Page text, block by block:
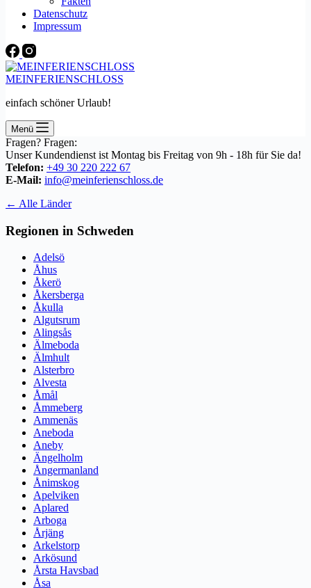
Datenschutz
Impressum
MEINFERIENSCHLOSS
einfach schöner Urlaub!
Menü
Fragen? Fragen:
Unser Kundendienst ist Montag bis Freitag von 9h - 18h für Sie da!
Telefon: +49 30 220 222 67
E-Mail: info@meinferienschloss.de
← Alle Länder
Regionen in Schweden
Adelsö
Åhus
Åkerö
Åkersberga
Åkulla
Algutsrum
Alingsås
Älmeboda
Älmhult
Alsterbro
Alvesta
Åmål
Åmmeberg
Ammenäs
Aneboda
Aneby
Ängelholm
Ångermanland
Ånimskog
Apelviken
Aplared
Arboga
Årjäng
Arkelstorp
Arkösund
Årsta Havsbad
Åsa